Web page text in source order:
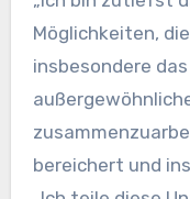
Möglichkeiten,
insbesondere
bereichert und